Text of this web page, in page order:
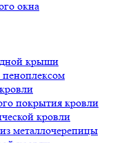
окна
крыши
покрытия кровли
кровли
металлочерепицы